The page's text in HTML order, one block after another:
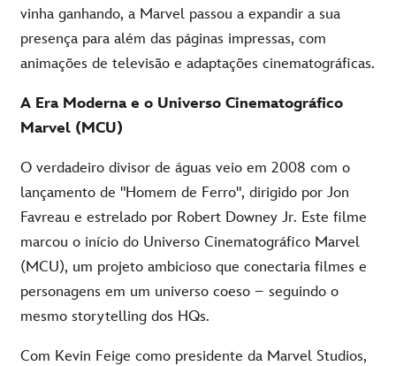
vinha ganhando, a Marvel passou a expandir a sua
presença para além das páginas impressas, com
animações de televisão e adaptações cinematográficas.
A Era Moderna e o Universo Cinematográfico
Marvel (MCU)
O verdadeiro divisor de águas veio em 2008 com o
lançamento de "Homem de Ferro", dirigido por Jon
Favreau e estrelado por Robert Downey Jr. Este filme
marcou o início do Universo Cinematográfico Marvel
(MCU), um projeto ambicioso que conectaria filmes e
personagens em um universo coeso – seguindo o
mesmo storytelling dos HQs.
Com Kevin Feige como presidente da Marvel Studios,